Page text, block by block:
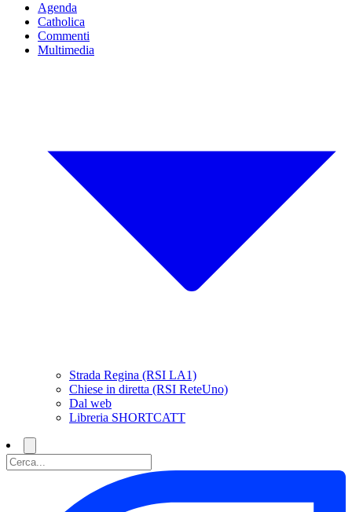
Agenda
Catholica
Commenti
Multimedia
Strada Regina (RSI LA1)
Chiese in diretta (RSI ReteUno)
Dal web
Libreria SHORTCATT